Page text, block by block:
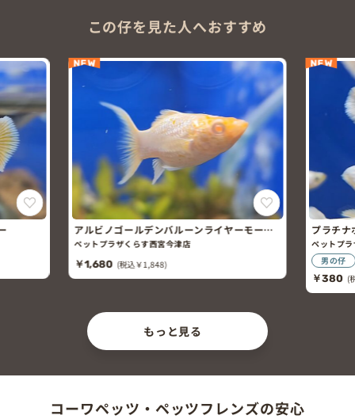
この仔を見た人へおすすめ
NEW
アルビノゴールデンバルーンライヤーモー
リー
ペットプラザくらす西宮今津店
￥1,680 (税込￥1,848)
NEW
プラチナ
ペットプ
男の仔
￥380 (
もっと見る
コーワペッツ・ペッツフレンズの安心